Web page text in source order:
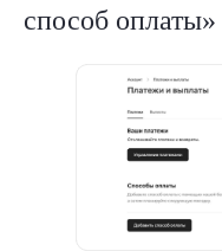
способ оплаты»